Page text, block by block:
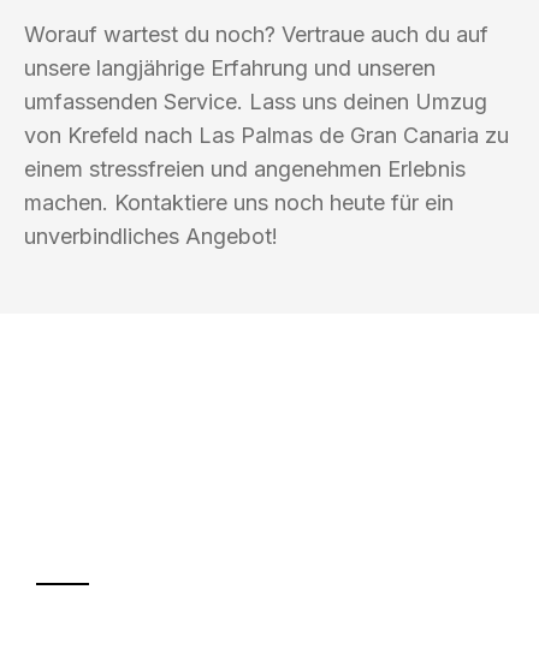
Worauf wartest du noch? Vertraue auch du auf
unsere langjährige Erfahrung und unseren
umfassenden Service. Lass uns deinen Umzug
von Krefeld nach Las Palmas de Gran Canaria zu
einem stressfreien und angenehmen Erlebnis
machen. Kontaktiere uns noch heute für ein
unverbindliches Angebot!